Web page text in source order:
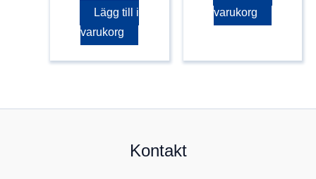
Lägg till i
varukorg
varukorg
Kontakt